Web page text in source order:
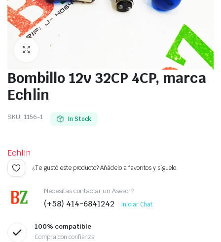
Bombillo 12v 32CP 4CP, marca
Echlin
SKU: 1156-1 In Stock
Echlin
¿Te gustó este producto? Añádelo a favoritos y síguelo.
Necesitas contactar un Asesor?
(+58) 414-6841242 Iniciar Chat
100% compatible
Compra con confianza